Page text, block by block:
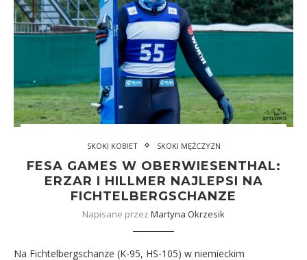
SKOKI KOBIET SKOKI MĘŻCZYZN
FESA GAMES W OBERWIESENTHAL:
ERZAR I HILLMER NAJLEPSI NA
FICHTELBERGSCHANZE
Napisane przez Martyna Okrzesik
Na Fichtelbergschanze (K-95, HS-105) w niemieckim